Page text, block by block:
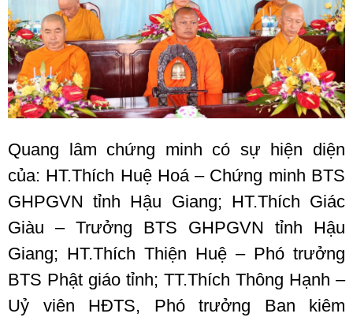
Quang lâm chứng minh có sự hiện diện
của: HT.Thích Huệ Hoá – Chứng minh BTS
GHPGVN tỉnh Hậu Giang; HT.Thích Giác
Giàu – Trưởng BTS GHPGVN tỉnh Hậu
Giang; HT.Thích Thiện Huệ – Phó trưởng
BTS Phật giáo tỉnh; TT.Thích Thông Hạnh –
Uỷ viên HĐTS, Phó trưởng Ban kiêm